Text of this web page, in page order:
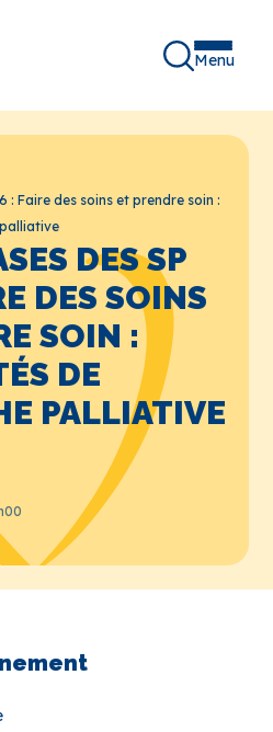
Menu
: Faire des soins et prendre soin :
DES SP
DES SOINS
SOIN :
DE
PALLIATIVE